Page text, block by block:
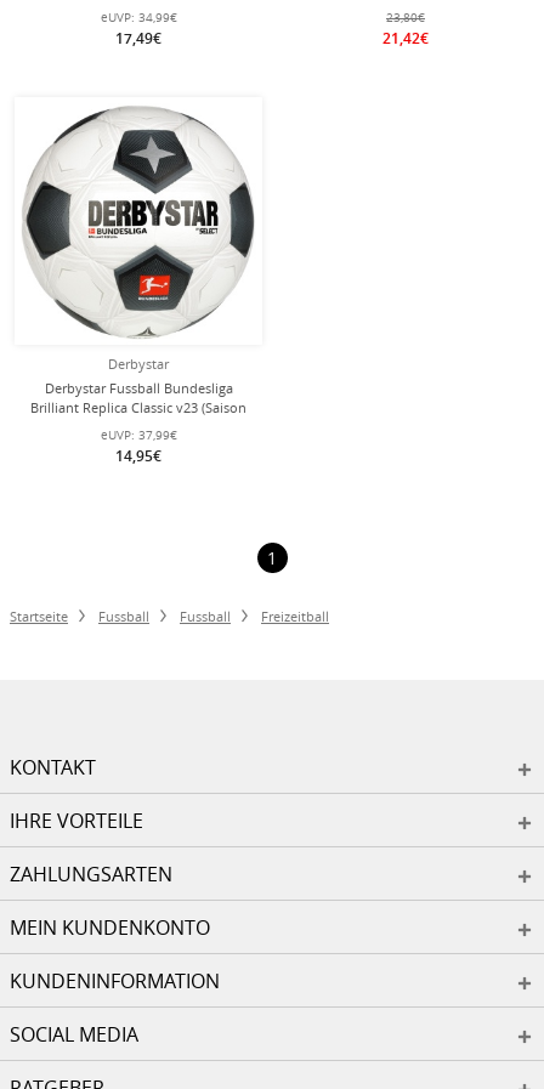
eUVP: 34,99€
17,49€
23,80€
21,42€
Derbystar
Derbystar Fussball Bundesliga
Brilliant Replica Classic v23 (Saison
2023/2024) weiss/schwarz/grau
eUVP: 37,99€
14,95€
1
Startseite Fussball Fussball Freizeitball
KONTAKT
IHRE VORTEILE
ZAHLUNGSARTEN
MEIN KUNDENKONTO
KUNDENINFORMATION
SOCIAL MEDIA